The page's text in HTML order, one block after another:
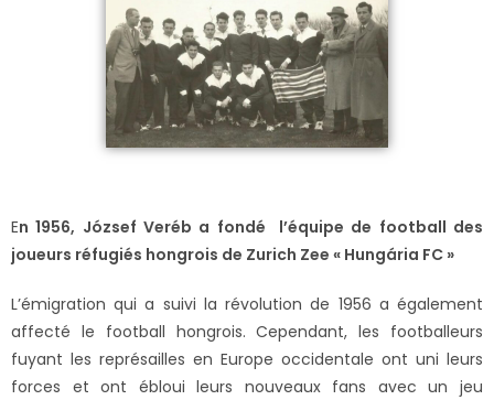
En 1956, József Veréb a fondé l’équipe de football des
joueurs réfugiés hongrois de Zurich Zee « Hungária FC »
L’émigration qui a suivi la révolution de 1956 a également
affecté le football hongrois. Cependant, les footballeurs
fuyant les représailles en Europe occidentale ont uni leurs
forces et ont ébloui leurs nouveaux fans avec un jeu